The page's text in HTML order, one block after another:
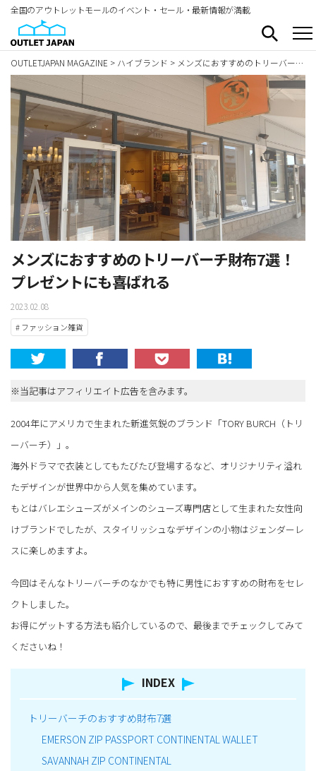
全国のアウトレットモールのイベント・セール・最新情報が満載
OUTLETJAPAN MAGAZINE > ハイブランド > メンズにおすすめのトリーバーチ財布7選！プレゼントにも喜ばれる
メンズにおすすめのトリーバーチ財布7選！
プレゼントにも喜ばれる
2023.02.08
# ファッション雑貨
※当記事はアフィリエイト広告を含みます。
2004年にアメリカで生まれた新進気鋭のブランド「TORY BURCH（トリ
ーバーチ）」。
海外ドラマで衣装としてもたびたび登場するなど、オリジナリティ溢れ
たデザインが世界中から人気を集めています。
もとはバレエシューズがメインのシューズ専門店として生まれた女性向
けブランドでしたが、スタイリッシュなデザインの小物はジェンダーレ
スに楽しめますよ。
今回はそんなトリーバーチのなかでも特に男性におすすめの財布をセレ
クトしました。
お得にゲットする方法も紹介しているので、最後までチェックしてみて
くださいね！
INDEX
トリーバーチのおすすめ財布7選
EMERSON ZIP PASSPORT CONTINENTAL WALLET
SAVANNAH ZIP CONTINENTAL